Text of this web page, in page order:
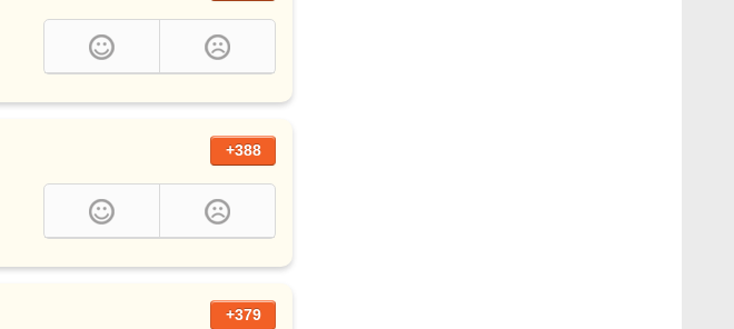
+388
+379